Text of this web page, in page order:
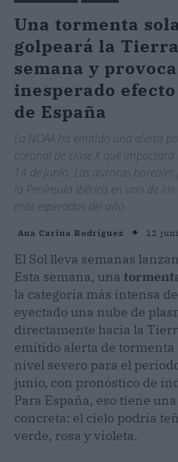
Una tormenta
golpeará la
semana y
inesperado
de España
La NOAA ha emitido una alerta
coronal de clase X que
14 de junio. Las auroras
la Península Ibérica en uno de
más esperados del año.
Ana Carina Rodríguez 12
El Sol lleva semanas
Esta semana, una
la categoría más intensa
eyectado una nube de
directamente hacia la
emitido alerta de tormenta
nivel severo para el
junio, con pronóstico de
Para España, eso tiene
concreta: el cielo podría
verde, rosa y violeta.